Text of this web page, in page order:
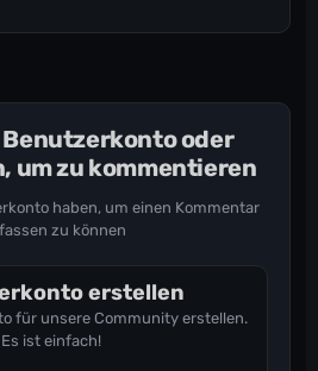
oder
um zu kommentieren
haben, um einen Kommentar
zu können
erstellen
für unsere Community erstellen.
Es ist einfach!